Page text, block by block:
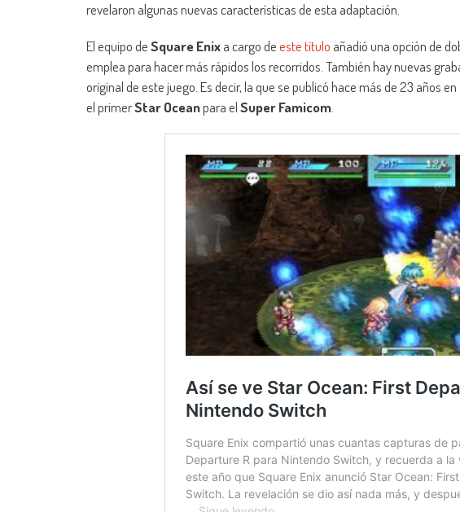
revelaron algunas nuevas características de esta adaptación.
El equipo deSquare Enixa cargo deeste título añadió una opción de
emplea para hacer más rápidos los recorridos. También hay nuevas
original de este juego. Es decir, la que se publicó hace más de 23 años
el primerStar Oceanpara elSuper Famicom.